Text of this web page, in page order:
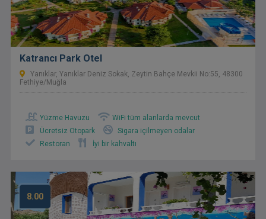
Katrancı Park Otel
Yanıklar, Yanıklar Deniz Sokak, Zeytin Bahçe Mevkii No:55, 48300
Fethiye/Muğla
Yüzme Havuzu
WiFi tüm alanlarda mevcut
Ücretsiz Otopark
Sigara içilmeyen odalar
Restoran
İyi bir kahvaltı
8.00